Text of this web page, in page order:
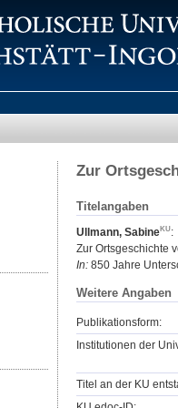
Zur
Titelangaben
Ullmann, Sabine
:
Zur Ortsgeschichte
In: 850 Jahre
Weitere Angaben
Publikationsform:
Institutionen der
Titel an der KU